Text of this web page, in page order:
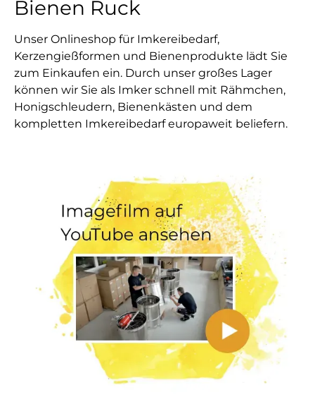
Bienen Ruck
Unser Onlineshop für Imkereibedarf,
Kerzengießformen und Bienenprodukte lädt Sie
zum Einkaufen ein. Durch unser großes Lager
können wir Sie als Imker schnell mit Rähmchen,
Honigschleudern, Bienenkästen und dem
kompletten Imkereibedarf europaweit beliefern.